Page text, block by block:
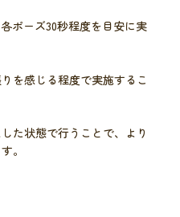
ポーズ30秒程度を目安に実
を感じる程度で実施するこ
た状態で行うことで、より
。